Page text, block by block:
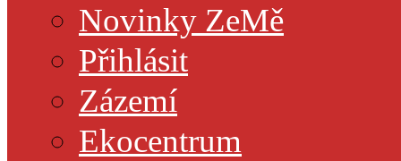
Novinky ZeMě
Přihlásit
Zázemí
Ekocentrum